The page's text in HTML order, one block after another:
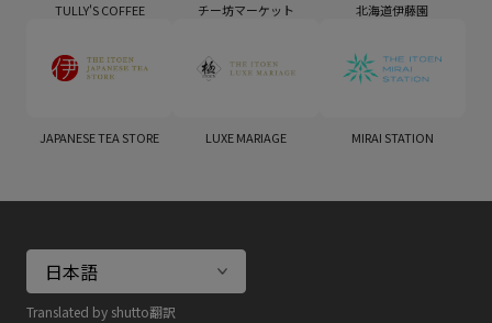
Translated by shutto翻訳
TULLY'S COFFEE チー坊マーケット 北海道伊藤園
JAPANESE TEA STORE LUXE MARIAGE MIRAI STATION